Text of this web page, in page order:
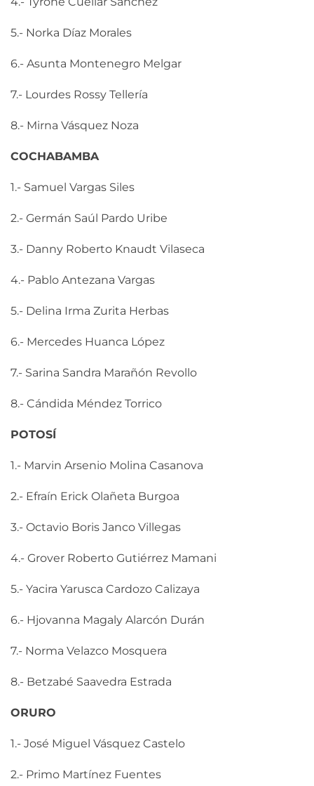
5.- Norka Díaz Morales
6.- Asunta Montenegro Melgar
7.- Lourdes Rossy Tellería
8.- Mirna Vásquez Noza
COCHABAMBA
1.- Samuel Vargas Siles
2.- Germán Saúl Pardo Uribe
3.- Danny Roberto Knaudt Vilaseca
4.- Pablo Antezana Vargas
5.- Delina Irma Zurita Herbas
6.- Mercedes Huanca López
7.- Sarina Sandra Marañón Revollo
8.- Cándida Méndez Torrico
POTOSÍ
1.- Marvin Arsenio Molina Casanova
2.- Efraín Erick Olañeta Burgoa
3.- Octavio Boris Janco Villegas
4.- Grover Roberto Gutiérrez Mamani
5.- Yacira Yarusca Cardozo Calizaya
6.- Hjovanna Magaly Alarcón Durán
7.- Norma Velazco Mosquera
8.- Betzabé Saavedra Estrada
ORURO
1.- José Miguel Vásquez Castelo
2.- Primo Martínez Fuentes